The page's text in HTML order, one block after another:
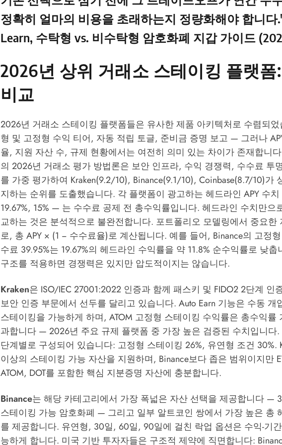
정확히 얼마의 비용을 초래하는지 정량화해야 합니
Learn, 수탁형 vs. 비수탁형 암호화폐 지갑 가이드
2026년 상위 거래소 스테이킹 플랫폼
비교
2026년 거래소 스테이킹 플랫폼들은 유사한 제품 아키텍처로 수렴되
형 및 고정형 수익 티어, 자동 적립 토글, 준비금 증명 보고 — 그러나
율, 지원 자산 수, 규제 현황에서는 여전히 의미 있는 차이가 존재합니
의 2026년 거래소 평가 방법론은 보안 인프라, 수익 경쟁력, 수수료 투
를 가중 평가하여 Kraken(9.2/10), Binance(9.1/10), Coinbase(8.7/10)가
지하는 순위를 도출했습니다. 각 플랫폼이 광고하는 헤드라인 APY 수
19.67%, 15% — 는 수수료 공제 전 총수익률입니다. 헤드라인 수치만으
교하는 것은 분석적으로 불완전합니다. 포트폴리오 모델링에서 중요한
로, 총 APY × (1 − 수수료율)로 계산됩니다. 예를 들어, Binance의 고정
수료 39.95%는 19.67%의 헤드라인 수익률을 약 11.8% 순수익률로 낮
구조를 적용하면 경쟁력은 있지만 압도적이지는 않습니다.
Kraken은 ISO/IEC 27001:2022 인증과 함께 패스키 및 FIDO2 2단계 인
보안 인증 부문에서 선두를 달리고 있습니다. Auto Earn 기능은 수동 개
스테이킹을 가능하게 하며, ATOM 고정형 스테이킹 수익률은 총수익률
과합니다 — 2026년 주요 규제 플랫폼 중 가장 높은 검증된 수치입니다
단계별로 구성되어 있습니다: 고정형 스테이킹 26%, 유연형 조건 30%.
이상의 스테이킹 가능 자산을 지원하며, Binance보다 좁은 범위이지만
ATOM, DOT를 포함한 핵심 지분증명 자산에 충분합니다.
Binance는 해당 카테고리에서 가장 폭넓은 자산 선택을 제공합니다 —
스테이킹 가능 암호화폐 — 그리고 일부 알트코인 쌍에서 가장 높은 총
를 제공합니다. 유연형, 30일, 60일, 90일에 걸친 락업 옵션은 수익-기
능하게 합니다. 미국 기반 투자자들은 구조적 제약에 직면합니다: